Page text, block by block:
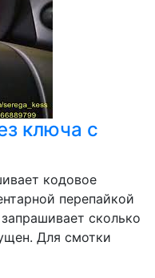
ключа с
кодовое
перепайкой
сколько
Для смотки